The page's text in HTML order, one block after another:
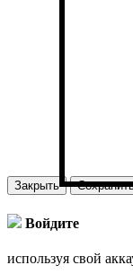
Закрыть
Войдите
используя свой